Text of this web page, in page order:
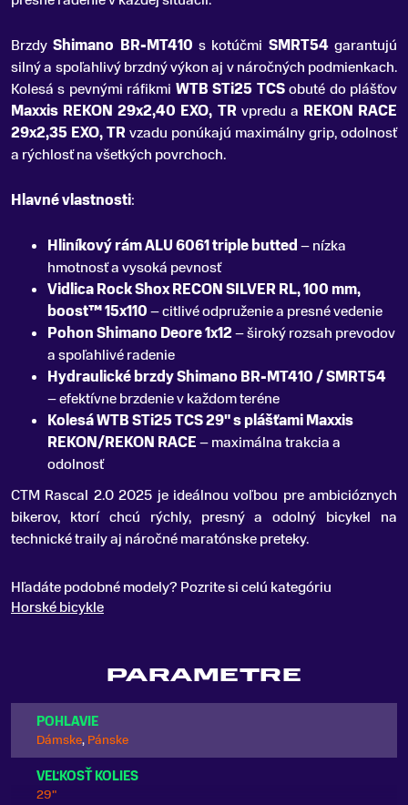
BrzdyShimano BR-MT410 s kotúčmi SMRT54garantujú
silný a spoľahlivý brzdný výkon aj v náročných podmienkach.
Kolesá s pevnými ráfikmi WTB STi25 TCSobuté do plášťov
Maxxis REKON 29x2,40 EXO, TRvpredu a REKON RACE
29x2,35 EXO, TRvzadu ponúkajú maximálny grip, odolnosť
a rýchlosť na všetkých povrchoch.
Hlavné vlastnosti:
Hliníkový rám ALU 6061 triple butted– nízka
hmotnosť a vysoká pevnosť
Vidlica Rock Shox RECON SILVER RL, 100 mm,
boost™ 15x110– citlivé odpruženie a presné vedenie
Pohon Shimano Deore 1x12– široký rozsah prevodov
a spoľahlivé radenie
Hydraulické brzdy Shimano BR-MT410 / SMRT54
– efektívne brzdenie v každom teréne
Kolesá WTB STi25 TCS 29" s plášťami Maxxis
REKON/REKON RACE– maximálna trakcia a
odolnosť
CTM Rascal 2.0 2025 je ideálnou voľbou pre ambicióznych
bikerov, ktorí chcú rýchly, presný a odolný bicykel na
technické traily aj náročné maratónske preteky.
Hľadáte podobné modely? Pozrite si celú kategóriu
Horské bicykle
PARAMETRE
POHLAVIE
Dámske, Pánske
VEĽKOSŤ KOLIES
29"